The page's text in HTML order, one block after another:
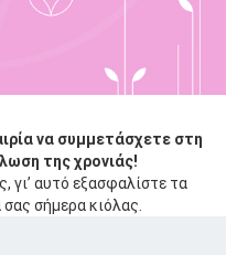
να συμμετάσχετε στη
της χρονιάς!
γι’ αυτό εξασφαλίστε τα
σας σήμερα κιόλας.